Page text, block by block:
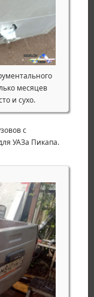
месяцев
и сухо.
с
УАЗа Пикапа.